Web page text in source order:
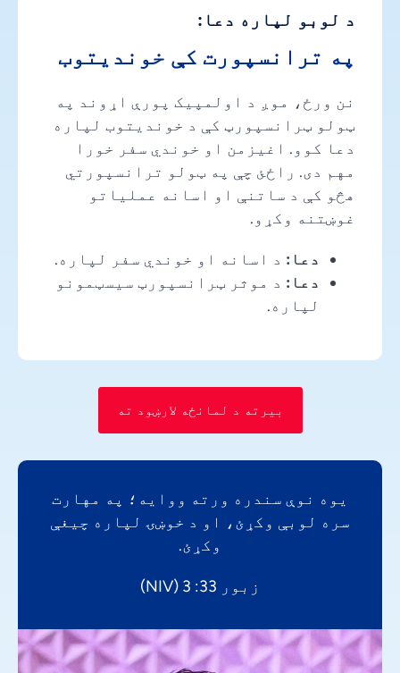
د لوبو لپاره دعا:
په ترانسپورت کې خوندیتوب
نن ورځ، موږ د اولمپیک پورې اړوند په
ټولو ټرانسپورټ کې د خوندیتوب لپاره
دعا کوو. اغیزمن او خوندي سفر خورا
مهم دی. راځئ چې په ټولو ترانسپورتي
هڅو کې د ساتنې او اسانه عملیاتو
غوښتنه وکړو.
دعا: د اسانه او خوندي سفر لپاره.
دعا: د موثر ټرانسپورټ سیسټمونو
لپاره.
بیرته د لمانځه لارښود ته
یوه نوې سندره ورته ووایه؛ په مهارت
سره لوبې وکړئ، او د خوښۍ لپاره چیغې
وکړئ.
زبور 33: 3 (NIV)